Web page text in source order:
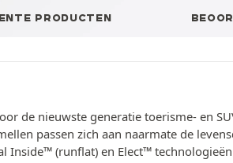
PRODUCTEN
de nieuwste generatie toerisme- en
passen zich aan naarmate de
Inside™ (runflat) en Elect™